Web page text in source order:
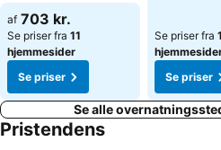
af 703 kr.
Se priser fra 11
hjemmesider
Se priser
Se priser fra
Se priser
Se alle
Pristendens